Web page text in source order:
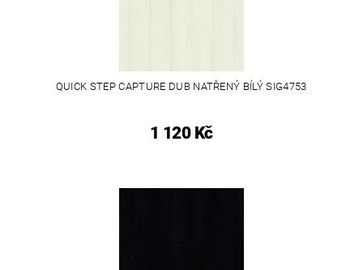
QUICK STEP CAPTURE DUB NATŘENÝ BÍLÝ SIG4753
1 120 Kč